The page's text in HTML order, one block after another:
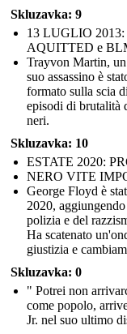
Skluzavka: 9
13 LUGLIO
AQUITTED e
Trayvon Martin,
suo assassino è
formato sulla scia
episodi di brutalità
neri.
Skluzavka: 10
ESTATE 2020:
NERO VITE
George Floyd è
2020,
polizia e del
Ha scatenato
giustizia e
Skluzavka: 0
" Potrei non
come popolo,
Jr. nel suo ultimo